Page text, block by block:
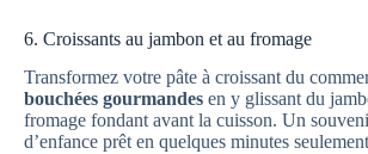
6. Croissants au jambon et au fromage
Transformez votre pâte à croissant du
bouchées gourmandes en y glissant du
fromage fondant avant la cuisson. Un
d’enfance prêt en quelques minutes